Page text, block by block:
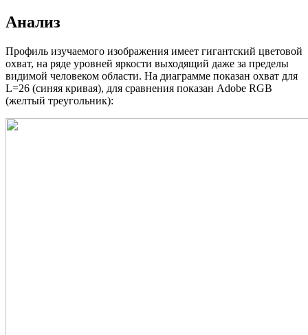
Анализ
Профиль изучаемого изображения имеет гигантский цветовой
охват, на ряде уровней яркости выходящий даже за пределы
видимой человеком области. На диаграмме показан охват для
L=26 (синяя кривая), для сравнения показан Adobe RGB
(желтый треугольник):